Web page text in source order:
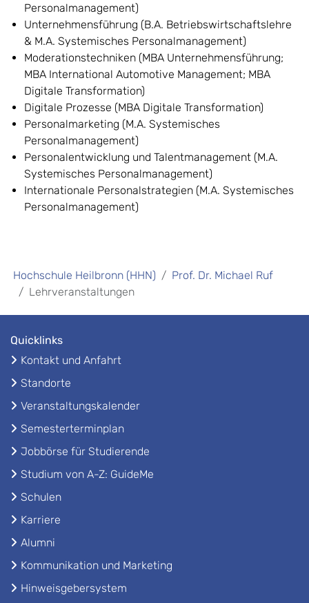
Personalmanagement)
Unternehmensführung (B.A. Betriebswirtschaftslehre
& M.A. Systemisches Personalmanagement)
Moderationstechniken (MBA Unternehmensführung;
MBA International Automotive Management; MBA
Digitale Transformation)
Digitale Prozesse (MBA Digitale Transformation)
Personalmarketing (M.A. Systemisches
Personalmanagement)
Personalentwicklung und Talentmanagement (M.A.
Systemisches Personalmanagement)
Internationale Personalstrategien (M.A. Systemisches
Personalmanagement)
Hochschule Heilbronn (HHN)
Prof. Dr. Michael Ruf
Lehrveranstaltungen
Quicklinks
Kontakt und Anfahrt
Standorte
Veranstaltungskalender
Semesterterminplan
Jobbörse für Studierende
Studium von A-Z: GuideMe
Schulen
Karriere
Alumni
Kommunikation und Marketing
Hinweisgebersystem